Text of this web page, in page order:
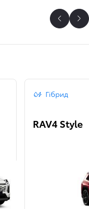
Назад
Гібрид
RAV4 Style